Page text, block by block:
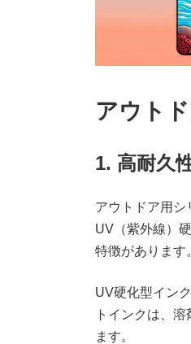
アウト
1. 高耐久
アウトドア用シ
UV（紫外線）
特徴があります
UV硬化型イン
トインクは、
ます。